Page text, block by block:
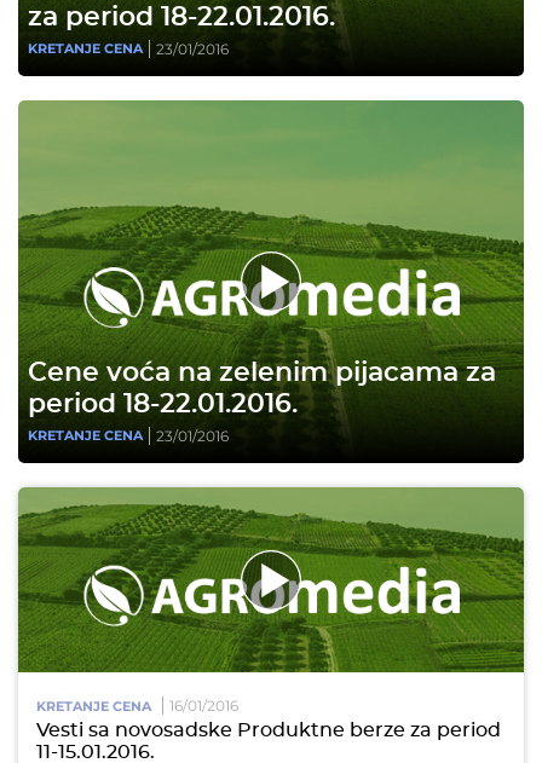
za period 18-22.01.2016.
KRETANJE CENA 23/01/2016
Cene voća na zelenim pijacama za
period 18-22.01.2016.
KRETANJE CENA 23/01/2016
KRETANJE CENA 16/01/2016
Vesti sa novosadske Produktne berze za period
11-15.01.2016.